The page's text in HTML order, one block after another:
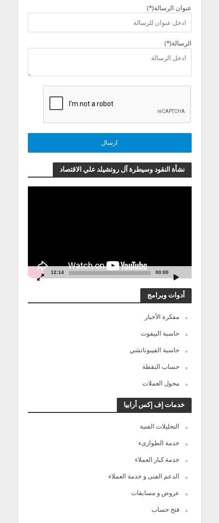
عنوان الرسالة(*)
الرسالة(*)
نشأة النقود وسيطرة آل روتشيلد علي الاقتصاد
00:00
12:14
أدوات وبرامج
مفكرة الأخبار
حاسبة البيفوت
حاسبة الفيبوناتشي
حساب النقطة
محول العملات
خدمات إف إكس أرابيا
التحليلات الفنية
خدمة الطوارىء
خدمة كبار العملاء
الدعم الفنى و خدمة العملاء
عروض و مسابقات
فتح حساب